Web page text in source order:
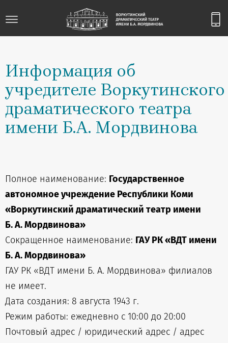
Информация об
учредителе Воркутинского
драматического театра
имени Б.А. Мордвинова
Полное наименование: Государственное
автономное учреждение Республики Коми
«Воркутинский драматический театр имени
Б. А. Мордвинова»
Сокращенное наименование: ГАУ РК «ВДТ имени
Б. А. Мордвинова»
ГАУ РК «ВДТ имени Б. А. Мордвинова» филиалов
не имеет.
Дата создания: 8 августа 1943 г.
Режим работы: ежедневно с 10:00 до 20:00
Почтовый адрес / юридический адрес / адрес